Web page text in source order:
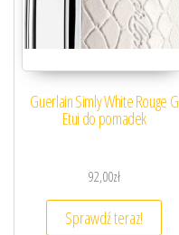
Guerlain Simly White Rouge G
Etui do pomadek
92,00zł
Sprawdź teraz!